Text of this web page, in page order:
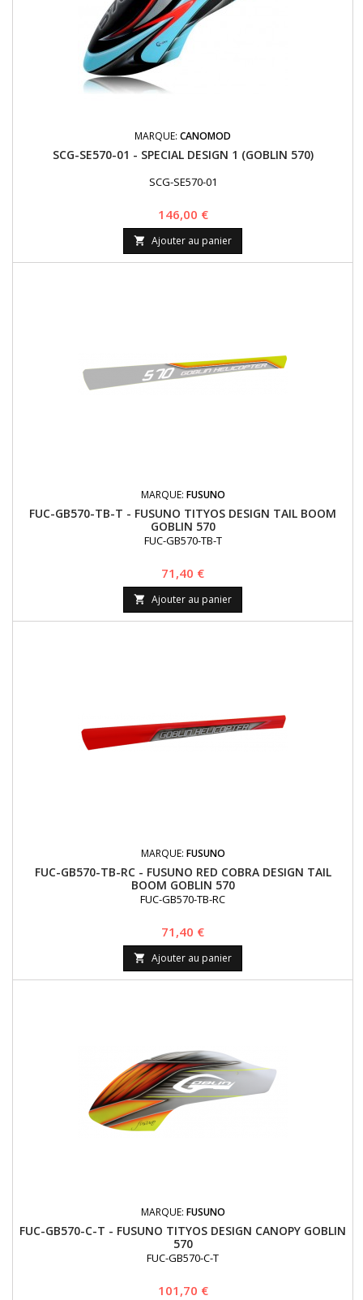
MARQUE: CANOMOD
SCG-SE570-01 - SPECIAL DESIGN 1 (GOBLIN 570)
SCG-SE570-01
Prix
146,00 €
 Ajouter au panier
MARQUE: FUSUNO
FUC-GB570-TB-T - FUSUNO TITYOS DESIGN TAIL BOOM
GOBLIN 570
FUC-GB570-TB-T
Prix
71,40 €
 Ajouter au panier
MARQUE: FUSUNO
FUC-GB570-TB-RC - FUSUNO RED COBRA DESIGN TAIL
BOOM GOBLIN 570
FUC-GB570-TB-RC
Prix
71,40 €
 Ajouter au panier
MARQUE: FUSUNO
FUC-GB570-C-T - FUSUNO TITYOS DESIGN CANOPY GOBLIN
570
FUC-GB570-C-T
Prix
101,70 €